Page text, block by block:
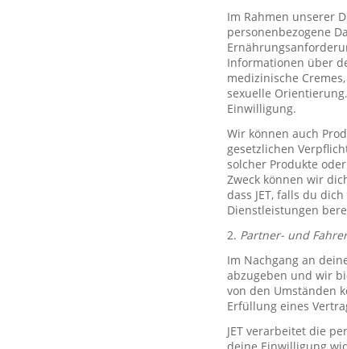
Im Rahmen unserer
personenbezogene
Informationen über
medizinische
sexuelle
Einwilligung.
Wir können auch
gesetzlichen
solcher Produkte
Zweck können wir
dass JET, falls du
Dienstleistungen
2. Partner- und
Im Nachgang an
abzugeben und wir
von den Umständen
Erfüllung eines
JET verarbeitet die